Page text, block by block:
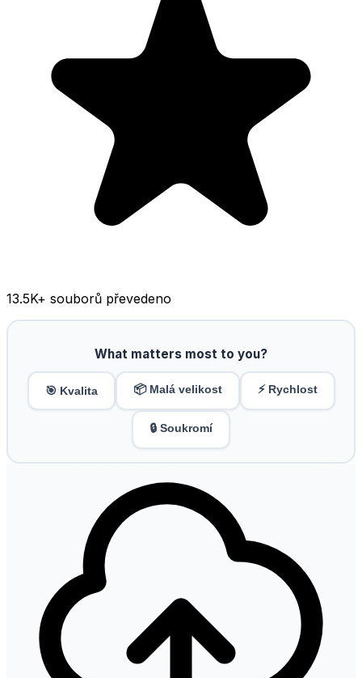
13.5K+ souborů převedeno
What matters most to you?
🎯 Kvalita 📦 Malá velikost ⚡ Rychlost
🔒 Soukromí